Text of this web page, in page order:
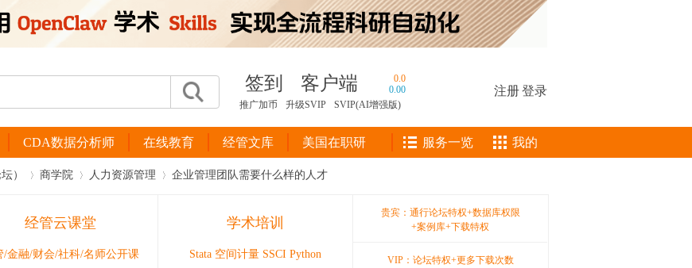
签到 客户端
0.0
0.00
推广加币
升级SVIP SVIP(AI增强版)
注册登录
CDA数据分析师 在线教育 经管文库 美国在职研 服务一览 我的
） 商学院 人力资源管理 企业管理团队需要什么样的人才
经管云课堂
/金融/财会/社科/名师公开课
学术培训
Stata 空间计量 SSCI Python
贵宾：通行论坛特权+数据库权限
+案例库+下载特权
VIP：论坛特权+更多下载次数